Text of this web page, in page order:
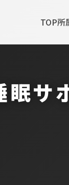
TOP所
サ